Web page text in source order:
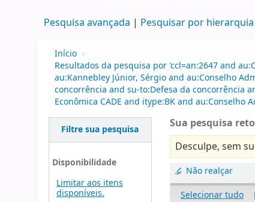
Pesquisa avançada Pesquisar por hierarquia
Início ›
Resultados da pesquisa por 'ccl=an:2647 and
au:Kannebley Júnior, Sérgio and au:Conselho
concorrência and su-to:Defesa da concorrência
Econômica CADE and itype:BK and au:Conselho
Filtre sua pesquisa
Disponibilidade
Limitar aos itens
disponíveis.
Sua pesquisa
Desculpe, sem
Não realçar
Selecionar tudo